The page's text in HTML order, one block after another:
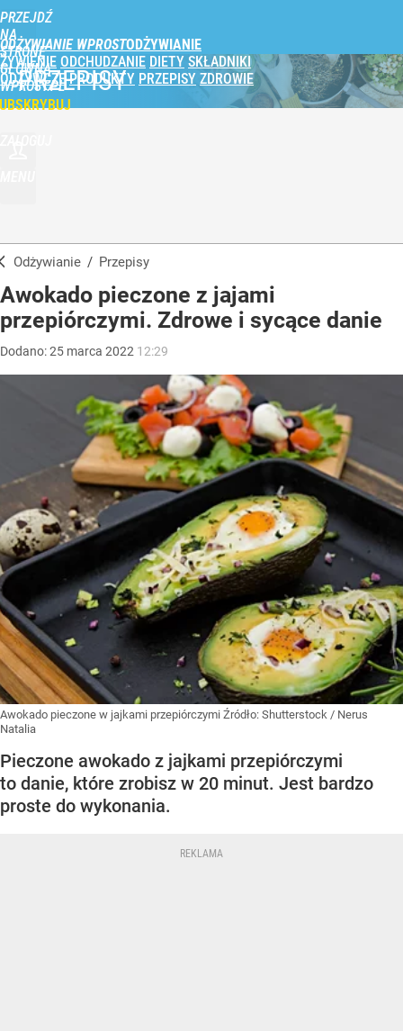
PRZEJDŹ
NA
STRONĘ
GŁÓWNĄ
WPROST.PL
ODŻYWIANIE WPROST
ŻYWIENIE ODCHUDZANIE DIETY SKŁADNIKI
ODŻYWCZE PRODUKTY PRZEPISY ZDROWIE
PRZEPISY
Odżywianie / Przepisy
Awokado pieczone z jajami
przepiórczymi. Zdrowe i sycące danie
Dodano:25 marca 2022 12:29
Awokado pieczone w jajkami przepiórczymi Źródło: Shutterstock / Nerus
Natalia
Pieczone awokado z jajkami przepiórczymi
to danie, które zrobisz w 20 minut. Jest bardzo
proste do wykonania.